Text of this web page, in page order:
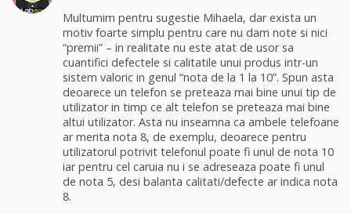
Multumim pentru sugestie Mihaela, dar exista un
motiv foarte simplu pentru care nu dam note si nici
“premii” – in realitate nu este atat de usor sa
cuantifici defectele si calitatile unui produs intr-un
sistem valoric in genul “nota de la 1 la 10”. Spun asta
deoarece un telefon se preteaza mai bine unui tip de
utilizator in timp ce alt telefon se preteaza mai bine
altui utilizator. Asta nu inseamna ca ambele telefoane
ar merita nota 8, de exemplu, deoarece pentru
utilizatorul potrivit telefonul poate fi unul de nota 10
iar pentru cel caruia nu i se adreseaza poate fi unul
de nota 5, desi balanta calitati/defecte ar indica nota
8.